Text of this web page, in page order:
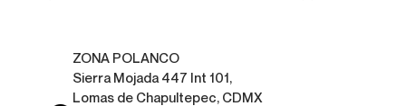
ZONA POLANCO
Sierra Mojada 447 Int 101,
Lomas de Chapultepec, CDMX